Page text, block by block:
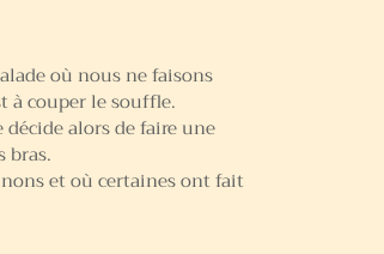
où nous ne faisons
à couper le souffle.
alors de faire une
bras.
et où certaines ont fait